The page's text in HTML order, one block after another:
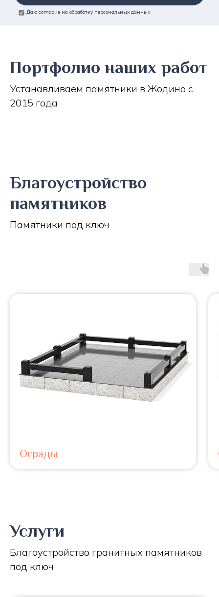
Даю согласие на обработку персональных данных
Портфолио наших работ
Устанавливаем памятники в Жодино с
2015 года
Благоустройство
памятников
Памятники под ключ
Ограды
Услуги
Благоустройство гранитных памятников
под ключ